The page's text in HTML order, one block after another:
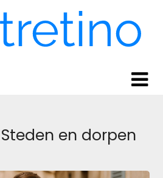
Steden en dorpen